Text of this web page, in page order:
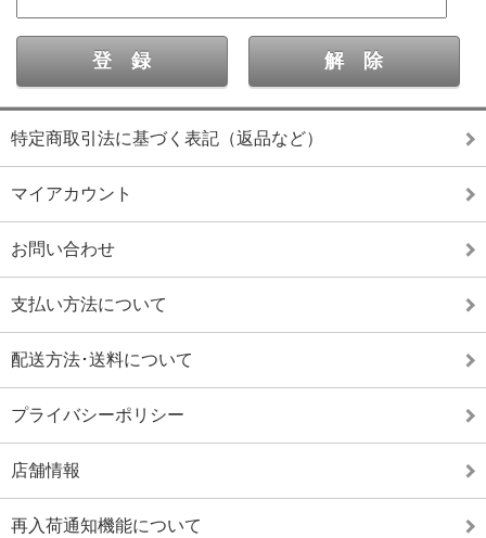
特定商取引法に基づく表記（返品など）
マイアカウント
お問い合わせ
支払い方法について
配送方法･送料について
プライバシーポリシー
店舗情報
再入荷通知機能について